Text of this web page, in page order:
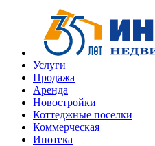
Услуги
Продажа
Аренда
Новостройки
Коттеджные поселки
Коммерческая
Ипотека